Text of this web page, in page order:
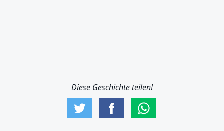
Diese Geschichte teilen!